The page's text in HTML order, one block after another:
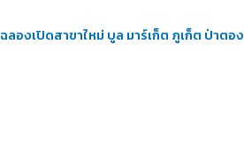
ฉลองเปิดสาขาใหม่ บูล มาร์เก็ต ภูเก็ต ป่าตอง